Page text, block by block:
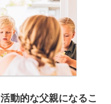
活動的な父親になるこ